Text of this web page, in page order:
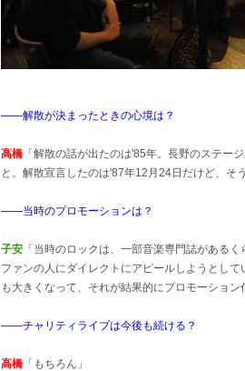
――解散が決まったときの心境は？
高橋 「解散の話が出たのは'85年。長野のステー
と。解散宣言したのは'87年12月24日だけど、そ
――当時のプロモーションは？
子安 「当時のロックは、一部音楽専門誌がある
ファンの人にダイレクトにアピールしようとし
も大きくなって、それが結果的にプロモーショ
――チャリティライブは今後も続ける？
高橋 「もちろん」